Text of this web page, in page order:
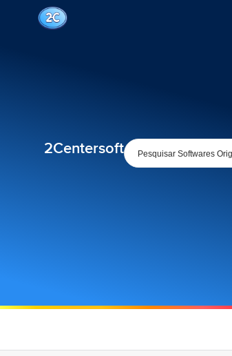
2Centersoft